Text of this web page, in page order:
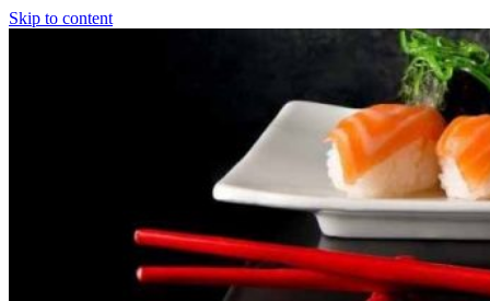
Skip to content